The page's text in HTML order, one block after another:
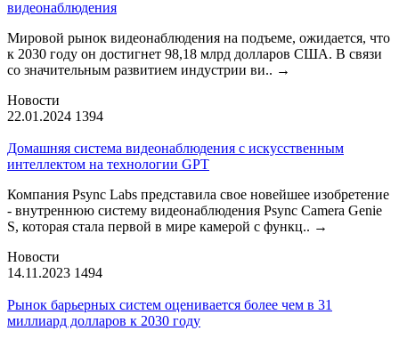
видеонаблюдения
Мировой рынок видеонаблюдения на подъеме, ожидается, что
к 2030 году он достигнет 98,18 млрд долларов США. В связи
со значительным развитием индустрии ви.. →
Новости
22.01.2024 1394
Домашняя система видеонаблюдения с искусственным
интеллектом на технологии GPT
Компания Psync Labs представила свое новейшее изобретение
- внутреннюю систему видеонаблюдения Psync Camera Genie
S, которая стала первой в мире камерой с функц.. →
Новости
14.11.2023 1494
Рынок барьерных систем оценивается более чем в 31
миллиард долларов к 2030 году